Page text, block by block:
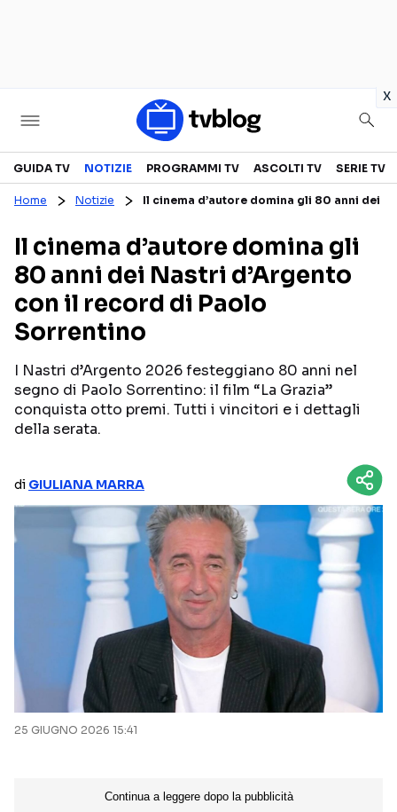
x
Televisione
CANALI TV
PROGRAMMI TV
PERSONAGGI TV
SERIE TV
REALITY SHOW
FICTION
Streaming
NETFLIX
DISNEY+
RAIPLAY
Categorie
ANTEPRIME
RETROSCENA
INTERVISTE
RUBRICHE
GUIDA TV NOTIZIE PROGRAMMI TV ASCOLTI TV SERIE TV
Home Notizie Il cinema d’autore domina gli 80 anni dei
Il cinema d’autore domina gli
80 anni dei Nastri d’Argento
con il record di Paolo
Sorrentino
I Nastri d’Argento 2026 festeggiano 80 anni nel
segno di Paolo Sorrentino: il film “La Grazia”
conquista otto premi. Tutti i vincitori e i dettagli
della serata.
di GIULIANA MARRA
25 GIUGNO 2026 15:41